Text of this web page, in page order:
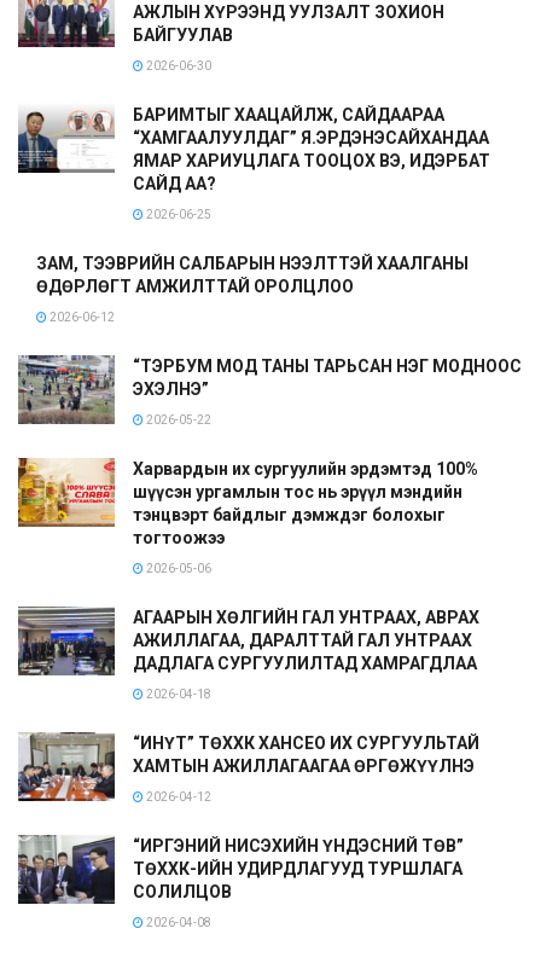
АЖЛЫН ХҮРЭЭНД УУЛЗАЛТ ЗОХИОН
БАЙГУУЛАВ
2026-06-30
БАРИМТЫГ ХААЦАЙЛЖ, САЙДААРАА
“ХАМГААЛУУЛДАГ” Я.ЭРДЭНЭСАЙХАНДАА
ЯМАР ХАРИУЦЛАГА ТООЦОХ ВЭ, ИДЭРБАТ
САЙД АА?
2026-06-25
ЗАМ, ТЭЭВРИЙН САЛБАРЫН НЭЭЛТТЭЙ ХААЛГАНЫ
ӨДӨРЛӨГТ АМЖИЛТТАЙ ОРОЛЦЛОО
2026-06-12
“ТЭРБУМ МОД ТАНЫ ТАРЬСАН НЭГ МОДНООС
ЭХЭЛНЭ”
2026-05-22
Харвардын их сургуулийн эрдэмтэд 100%
шүүсэн ургамлын тос нь эрүүл мэндийн
тэнцвэрт байдлыг дэмждэг болохыг
тогтоожээ
2026-05-06
АГААРЫН ХӨЛГИЙН ГАЛ УНТРААХ, АВРАХ
АЖИЛЛАГАА, ДАРАЛТТАЙ ГАЛ УНТРААХ
ДАДЛАГА СУРГУУЛИЛТАД ХАМРАГДЛАА
2026-04-18
“ИНҮТ” ТӨХХК ХАНСЕО ИХ СУРГУУЛЬТАЙ
ХАМТЫН АЖИЛЛАГААГАА ӨРГӨЖҮҮЛНЭ
2026-04-12
“ИРГЭНИЙ НИСЭХИЙН ҮНДЭСНИЙ ТӨВ”
ТӨХХК-ИЙН УДИРДЛАГУУД ТУРШЛАГА
СОЛИЛЦОВ
2026-04-08